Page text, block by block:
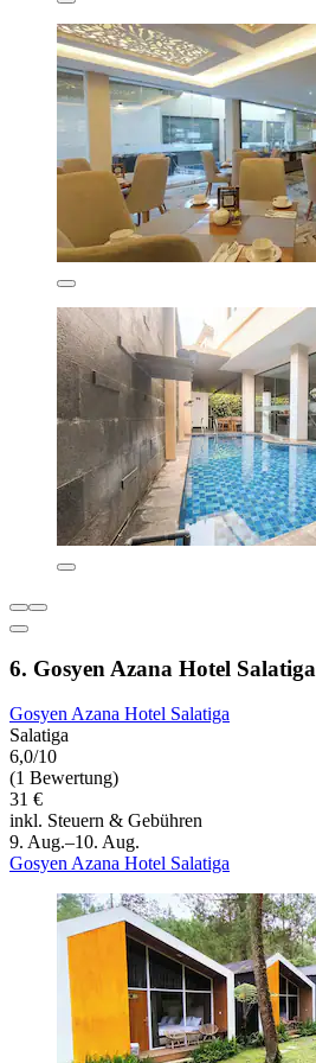
6. Gosyen Azana Hotel Salatiga
Gosyen Azana Hotel Salatiga
Salatiga
6,0/10
(1 Bewertung)
31 €
inkl. Steuern & Gebühren
9. Aug.–10. Aug.
Gosyen Azana Hotel Salatiga